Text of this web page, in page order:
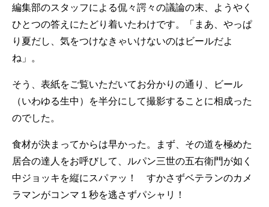
編集部のスタッフによる侃々諤々の議論の末、ようやく
ひとつの答えにたどり着いたわけです。「まあ、やっぱ
り夏だし、気をつけなきゃいけないのはビールだよ
ね」。
そう、表紙をご覧いただいてお分かりの通り、ビール
（いわゆる生中）を半分にして撮影することに相成った
のでした。
食材が決まってからは早かった。まず、その道を極めた
居合の達人をお呼びして、ルパン三世の五右衛門が如く
中ジョッキを縦にスパァッ！ すかさずベテランのカメ
ラマンがコンマ１秒を逃さずパシャリ！